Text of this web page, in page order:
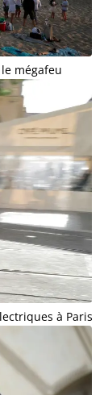
mégafeu
à Paris